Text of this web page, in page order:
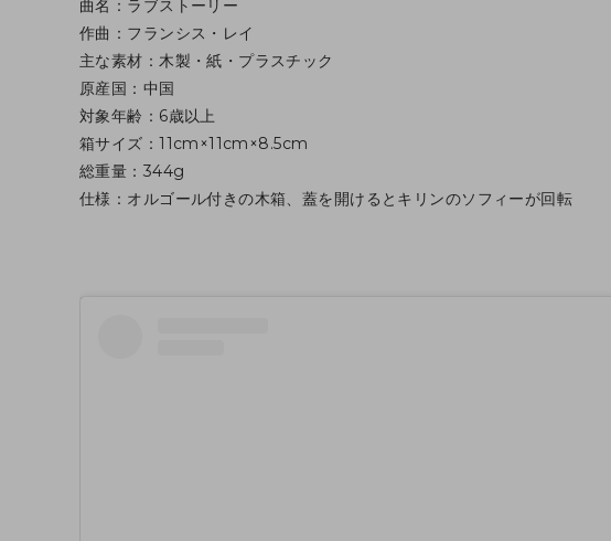
曲名：ラブストーリー
作曲：フランシス・レイ
主な素材：木製・紙・プラスチック
原産国：中国
対象年齢：6歳以上
箱サイズ：11cm×11cm×8.5cm
総重量：344g
仕様：オルゴール付きの木箱、蓋を開けるとキリンのソフィーが回転